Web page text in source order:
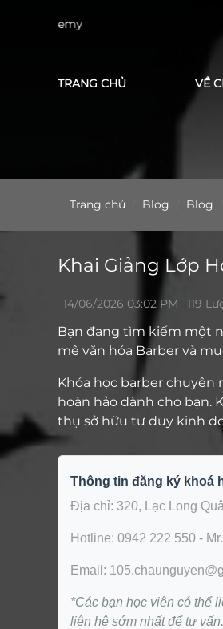
TRANG CHỦ VỀ
Trang chủ Blog Blog
Khai Giảng Lớp
14/06/2026 03:02 PM 119
Bạn đang tìm kiếm một
mê văn hóa Barber và
Khóa học barber chuyên
hoàn hảo dành cho bạn.
thụ sở hữu tư duy kinh
Thông tin đăng ký khoá
Địa chỉ: 320, Lạc Long
Hotline: 0942 222 550 -
Email:
*Các bạn học viên có thể
liên hệ sớm nhất để tư vấn.